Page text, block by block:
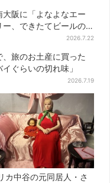
大阪に「よなよなエー
ー、できたてビールの
2026.7.22
、旅のお土産に買った
ぐらいの切れ味」
2026.7.19
カ中谷の元同居人・さ